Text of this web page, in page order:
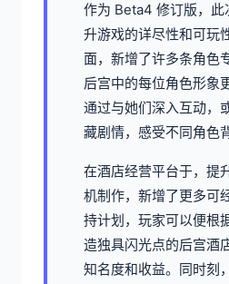
作为 Beta4 修订版，此
升游戏的详尽性和可玩
面，新增了许多条角色
后宫中的每位角色形象
通过与她们深入互动，
藏剧情，感受不同角色
在酒店经营平台于，提
机制作，新增了更多可
持计划，玩家可以便根
造独具闪光点的后宫酒
知名度和收益。同时刻